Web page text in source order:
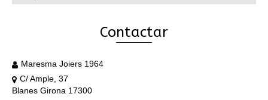
Contactar
Maresma Joiers 1964
C/ Ample, 37
Blanes Girona 17300